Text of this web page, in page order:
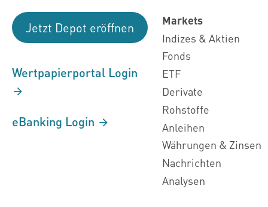
Jetzt Depot eröffnen
Wertpapierportal Login
eBanking Login
Markets
Indizes & Aktien
Fonds
ETF
Derivate
Rohstoffe
Anleihen
Währungen & Zinsen
Nachrichten
Analysen